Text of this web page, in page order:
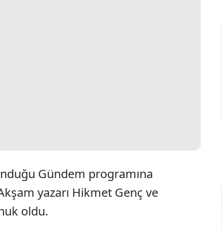
Gündem programına
yazarı Hikmet Genç ve
oldu.